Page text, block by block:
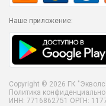
Наше приложение:
Copyright © 2026 ГК
Политика
ИНН: 7716862751 ОРГН: